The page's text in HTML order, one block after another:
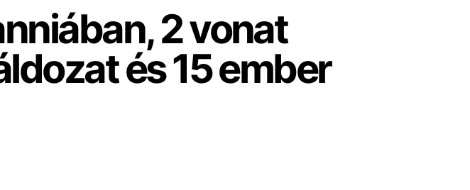
2 vonat
és 15 ember